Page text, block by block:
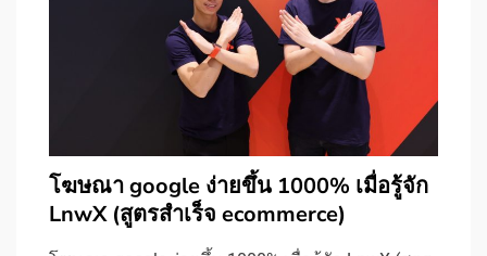
โฆษณา google ง่ายขึ้น 1000% เมื่อรู้จัก
LnwX (สูตรสำเร็จ ecommerce)